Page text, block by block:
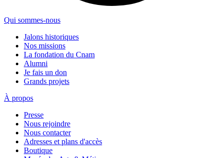
Qui sommes-nous
Jalons historiques
Nos missions
La fondation du Cnam
Alumni
Je fais un don
Grands projets
À propos
Presse
Nous rejoindre
Nous contacter
Adresses et plans d'accès
Boutique